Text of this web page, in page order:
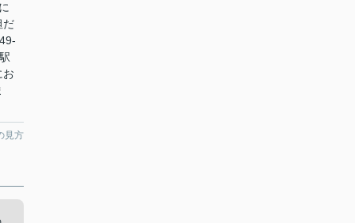
だ
お
見方